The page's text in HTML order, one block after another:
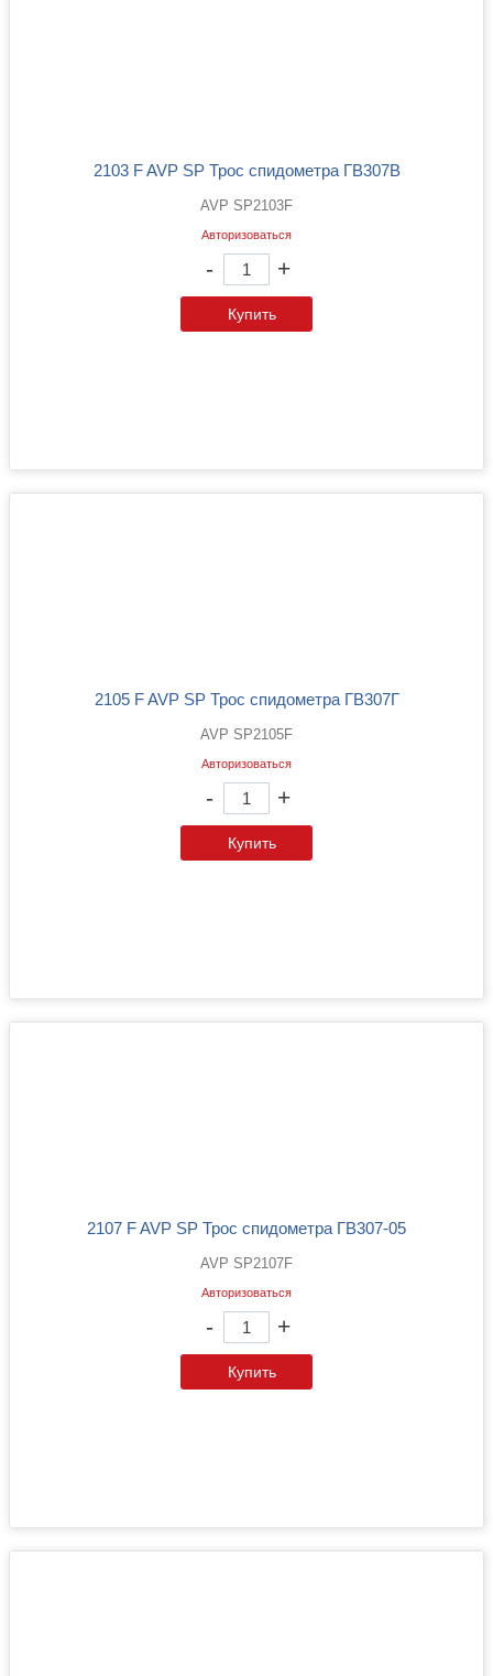
2103 F AVP SP Трос спидометра ГВ307В
AVP SP2103F
Авторизоваться
- +
Купить
2105 F AVP SP Трос спидометра ГВ307Г
AVP SP2105F
Авторизоваться
- +
Купить
2107 F AVP SP Трос спидометра ГВ307-05
AVP SP2107F
Авторизоваться
- +
Купить